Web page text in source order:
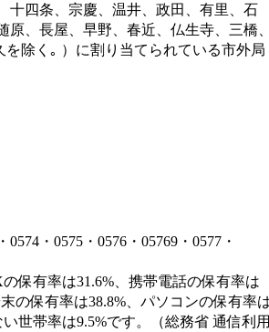
十四条、宗慶、温井、政田、有里、石
、長屋、早野、春近、仏生寺、三橋、
除く｡ ） に割り当てられている市外局
・0575・0576・05769・0577・
保有率は31.6%、携帯電話の保有率は
の保有率は38.8%、パソコンの保有率
世帯率は9.5%です。（総務省 通信利用